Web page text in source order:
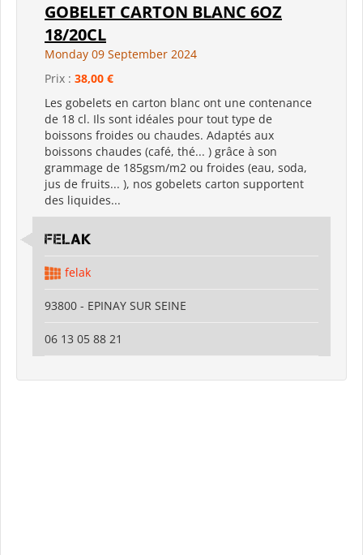
GOBELET CARTON BLANC 6OZ
18/20CL
Monday 09 September 2024
Prix : 38,00 €
Les gobelets en carton blanc ont une contenance
de 18 cl. Ils sont idéales pour tout type de
boissons froides ou chaudes. Adaptés aux
boissons chaudes (café, thé... ) grâce à son
grammage de 185gsm/m2 ou froides (eau, soda,
jus de fruits... ), nos gobelets carton supportent
des liquides...
FELAK
felak
93800 - EPINAY SUR SEINE
06 13 05 88 21